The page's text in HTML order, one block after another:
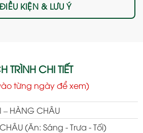
TRÌNH CHI TIẾT
từng ngày để xem)
– HÀNG CHÂU
(Ăn: Sáng - Trưa - Tối)
ĐIỀU KIỆN & LƯU Ý